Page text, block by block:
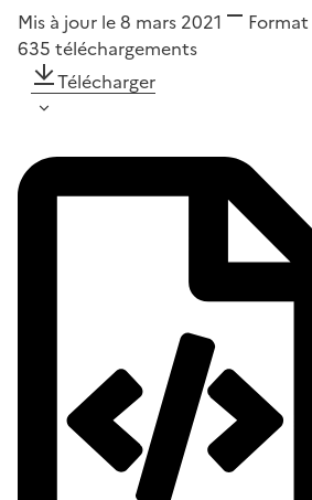
Mis à jour le 8 mars 2021 Format
635 téléchargements
Télécharger